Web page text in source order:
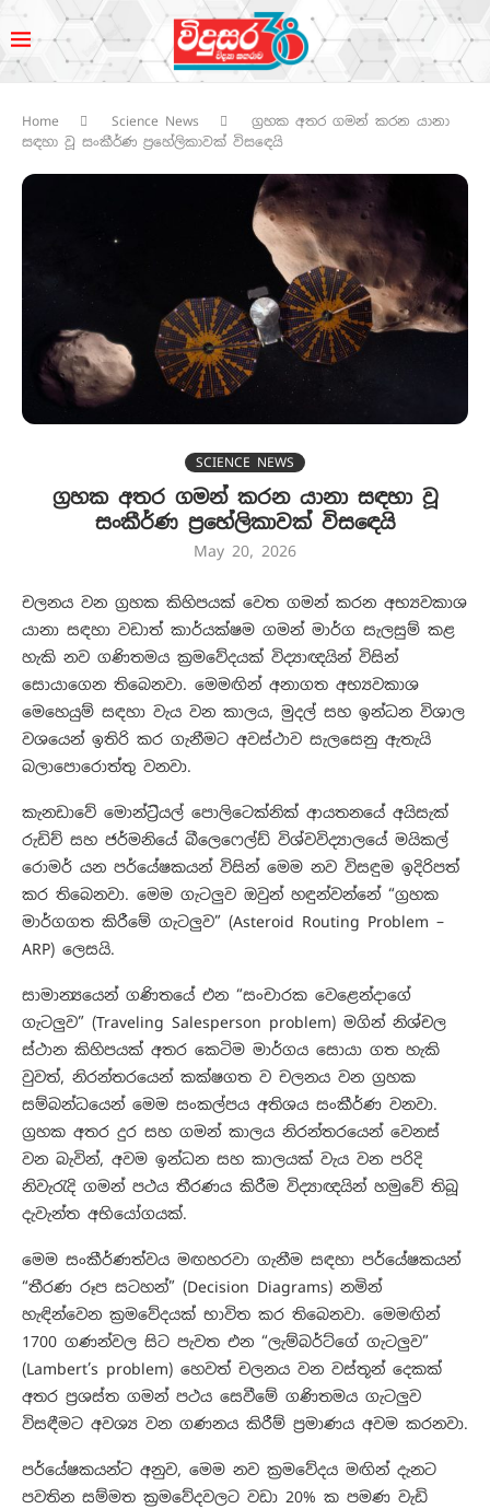
Home Science News
ග්‍රහක අතර ගමන් කරන යානා
සඳහා වූ සංකීර්ණ ප්‍රහේලිකාවක් විසඳෙයි
SCIENCE NEWS
ග්‍රහක අතර ගමන් කරන යානා සඳහා වූ
සංකීර්ණ ප්‍රහේලිකාවක් විසඳෙයි
May 20, 2026
චලනය වන ග්‍රහක කිහිපයක් වෙත ගමන් කරන අභ්‍යවකාශ
යානා සඳහා වඩාත් කාර්යක්ෂම ගමන් මාර්ග සැලසුම් කළ
හැකි නව ගණිතමය ක්‍රමවේදයක් විද්‍යාඥයින් විසින්
සොයාගෙන තිබෙනවා. මෙමඟින් අනාගත අභ්‍යවකාශ
මෙහෙයුම් සඳහා වැය වන කාලය, මුදල් සහ ඉන්ධන විශාල
වශයෙන් ඉතිරි කර ගැනීමට අවස්ථාව සැලසෙනු ඇතැයි
බලාපොරොත්තු වනවා.
කැනඩාවේ මොන්ට්‍රියල් පොලිටෙක්නික් ආයතනයේ අයිසැක්
රුඩිච් සහ ජර්මනියේ බීලෙෆෙල්ඩ් විශ්වවිද්‍යාලයේ මයිකල්
රොමර් යන පර්යේෂකයන් විසින් මෙම නව විසඳුම ඉදිරිපත්
කර තිබෙනවා. මෙම ගැටලුව ඔවුන් හඳුන්වන්නේ “ග්‍රහක
මාර්ගගත කිරීමේ ගැටලුව” (Asteroid Routing Problem –
ARP) ලෙසයි.
සාමාන්‍යයෙන් ගණිතයේ එන “සංචාරක වෙළෙන්දාගේ
ගැටලුව” (Traveling Salesperson problem) මගින් නිශ්චල
ස්ථාන කිහිපයක් අතර කෙටිම මාර්ගය සොයා ගත හැකි
වුවත්, නිරන්තරයෙන් කක්ෂගත ව චලනය වන ග්‍රහක
සම්බන්ධයෙන් මෙම සංකල්පය අතිශය සංකීර්ණ වනවා.
ග්‍රහක අතර දුර සහ ගමන් කාලය නිරන්තරයෙන් වෙනස්
වන බැවින්, අවම ඉන්ධන සහ කාලයක් වැය වන පරිදි
නිවැරැදි ගමන් පථය තීරණය කිරීම විද්‍යාඥයින් හමුවේ තිබූ
දැවැන්ත අභියෝගයක්.
මෙම සංකීර්ණත්වය මඟහරවා ගැනීම සඳහා පර්යේෂකයන්
“තීරණ රූප සටහන්” (Decision Diagrams) නමින්
හැඳින්වෙන ක්‍රමවේදයක් භාවිත කර තිබෙනවා. මෙමඟින්
1700 ගණන්වල සිට පැවත එන “ලැම්බර්ට්ගේ ගැටලුව”
(Lambert’s problem) හෙවත් චලනය වන වස්තූන් දෙකක්
අතර ප්‍රශස්ත ගමන් පථය සෙවීමේ ගණිතමය ගැටලුව
විසඳීමට අවශ්‍ය වන ගණනය කිරීම් ප්‍රමාණය අවම කරනවා.
පර්යේෂකයන්ට අනුව, මෙම නව ක්‍රමවේදය මඟින් දැනට
පවතින සම්මත ක්‍රමවේදවලට වඩා 20% ක පමණ වැඩි